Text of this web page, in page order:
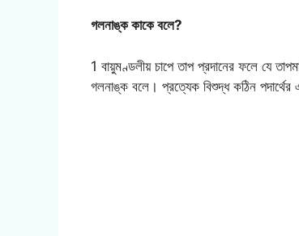
গলনাঙ্ক কাকে বলে?
1 বায়ুমণ্ডলীয় চাপে তাপ প্রদানের ফলে যে
গলনাঙ্ক বলে। প্রত্যেক বিশুদ্ধ কঠিন